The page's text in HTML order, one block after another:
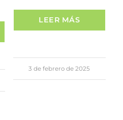
LEER MÁS
3 de febrero de 2025